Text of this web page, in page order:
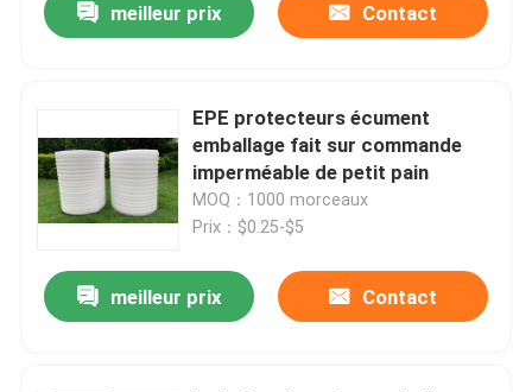
meilleur prix Contact
EPE protecteurs écument
emballage fait sur commande
imperméable de petit pain
MOQ：1000 morceaux
Prix：$0.25-$5
meilleur prix Contact